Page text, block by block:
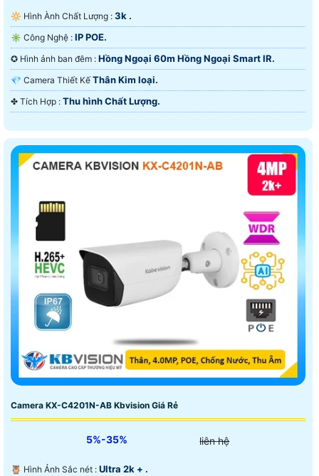
🔆 Hình Ành Chất Lượng : 3k .
✳️ Công Nghệ : IP POE.
✪ Hình ảnh ban đêm : Hồng Ngoại 60m Hồng Ngoại Smart IR.
💎 Camera Thiết Kế Thân Kim loại.
️✤ Tích Hợp : Thu hình Chất Lượng.
Camera KX-C4201N-AB Kbvision Giá Rẻ
5%-35% liên hệ
🦉 Hình Ảnh Sắc nét : Ultra 2k + .